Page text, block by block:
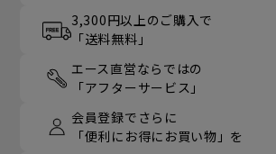
3,300円以上のご購入で
「送料無料」
エース直営ならではの
「アフターサービス」
会員登録でさらに
「便利にお得にお買い物」を